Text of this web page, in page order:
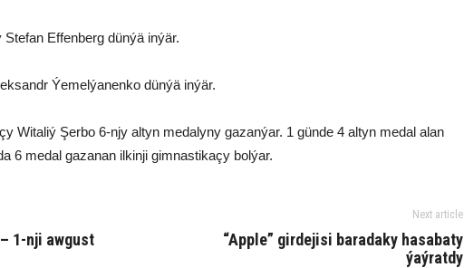
Effenberg dünýä inýär.
Ýemelýanenko dünýä inýär.
Witaliý Şerbo 6-njy altyn medalyny gazanýar. 1 günde 4 altyn medal alan
6 medal gazanan ilkinji gimnastikaçy bolýar.
1-nji awgust
Next article
“Apple” girdejisi baradaky hasabaty
ýaýratdy